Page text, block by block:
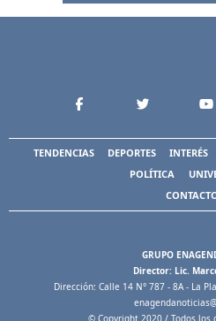
TENDENCIAS DEPORTES INTERÉS
POLÍTICA
GRUPO
Director: Lic.
Dirección: Calle 14 N° 787 - 8A - La
© Copyright 2020 / Todos los